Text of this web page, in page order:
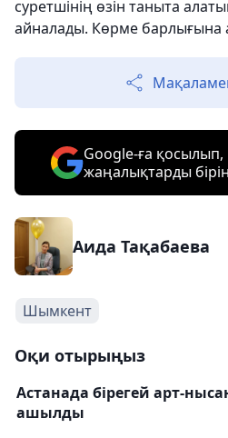
суретшінің өзін таныта
айналады. Көрме барлығына
Google-ға қосылып,
жаңалықтарды
Аида Тақабаева
Шымкент
Оқи отырыңыз
Астанада бірегей арт-
ашылды